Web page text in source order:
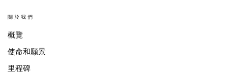
關於我們
概覽
使命和願景
里程碑